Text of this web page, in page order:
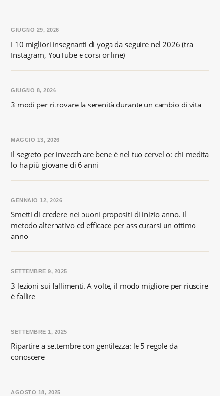
I 10 migliori insegnanti di yoga da seguire nel 2026 (tra
Instagram, YouTube e corsi online)
GIUGNO 29, 2026
3 modi per ritrovare la serenità durante un cambio di vita
GIUGNO 8, 2026
Il segreto per invecchiare bene è nel tuo cervello: chi medita
lo ha più giovane di 6 anni
MAGGIO 13, 2026
Smetti di credere nei buoni propositi di inizio anno. Il
metodo alternativo ed efficace per assicurarsi un ottimo
anno
GENNAIO 12, 2026
3 lezioni sui fallimenti. A volte, il modo migliore per riuscire
è fallire
SETTEMBRE 9, 2025
Ripartire a settembre con gentilezza: le 5 regole da
conoscere
SETTEMBRE 1, 2025
AGOSTO 18, 2025